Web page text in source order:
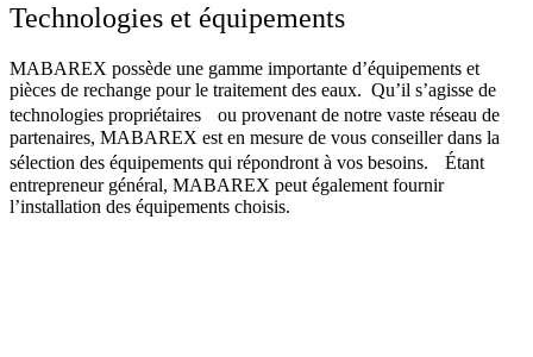
Technologies et équipements
MABAREX possède une gamme importante d’équipements et
pièces de rechange pour le traitement des eaux. Qu’il s’agisse de
technologies propriétaires ou provenant de notre vaste réseau de
partenaires, MABAREX est en mesure de vous conseiller dans la
sélection des équipements qui répondront à vos besoins. Étant
entrepreneur général, MABAREX peut également fournir
l’installation des équipements choisis.